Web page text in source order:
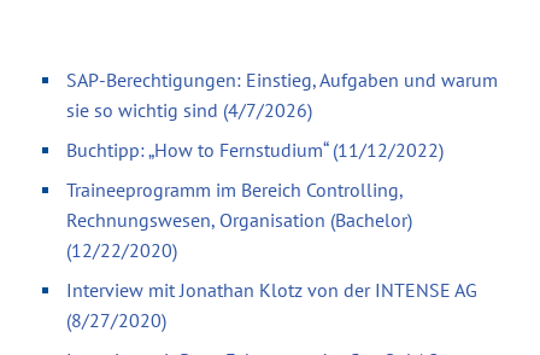
SAP-Berechtigungen: Einstieg, Aufgaben und warum
sie so wichtig sind (4/7/2026)
Buchtipp: „How to Fernstudium“ (11/12/2022)
Traineeprogramm im Bereich Controlling,
Rechnungswesen, Organisation (Bachelor)
(12/22/2020)
Interview mit Jonathan Klotz von der INTENSE AG
(8/27/2020)